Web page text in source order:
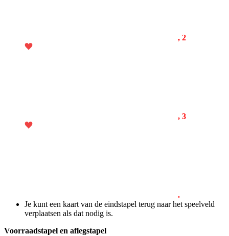
, 2
, 3
.
Je kunt een kaart van de eindstapel terug naar het speelveld
verplaatsen als dat nodig is.
Voorraadstapel en aflegstapel